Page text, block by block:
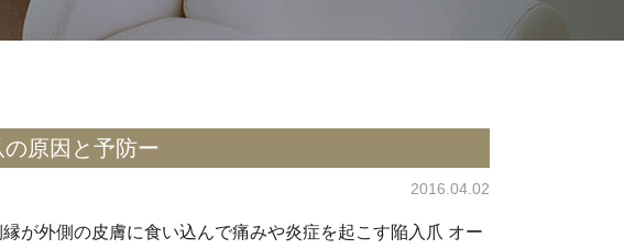
原因と予防ー
2016.04.02
が外側の皮膚に食い込んで痛みや炎症を起こす陥入爪 オー